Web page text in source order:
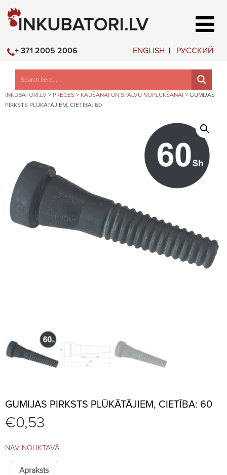
ENGLISH РУССКИЙ
+ 371 2005 2006
INKUBATORI.LV > PRECES > KAUŠANAI UN SPALVU NOPLŪKŠANAI > GUMIJAS
PIRKSTS PLŪKĀTĀJIEM, CIETĪBA: 60
GUMIJAS PIRKSTS PLŪKĀTĀJIEM, CIETĪBA: 60
€0,53
NAV NOLIKTAVĀ
Apraksts